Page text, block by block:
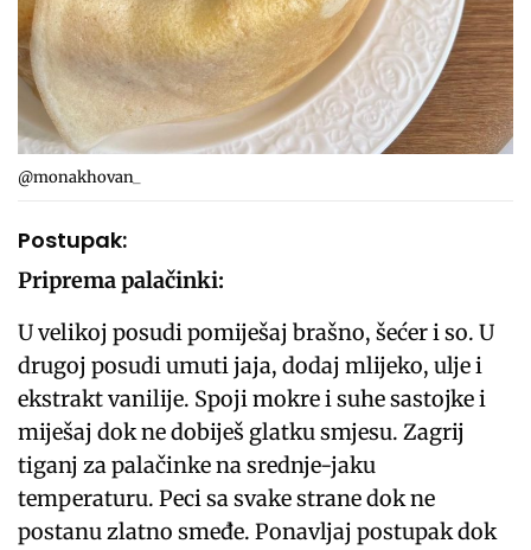
@monakhovan_
Postupak:
Priprema palačinki:
U velikoj posudi pomiješaj brašno, šećer i so. U
drugoj posudi umuti jaja, dodaj mlijeko, ulje i
ekstrakt vanilije. Spoji mokre i suhe sastojke i
miješaj dok ne dobiješ glatku smjesu. Zagrij
tiganj za palačinke na srednje-jaku
temperaturu. Peci sa svake strane dok ne
postanu zlatno smeđe. Ponavljaj postupak dok